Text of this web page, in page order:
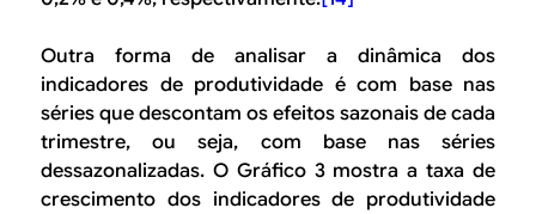
Outra forma de analisar a dinâmica dos
indicadores de produtividade é com base nas
séries que descontam os efeitos sazonais de cada
trimestre, ou seja, com base nas séries
dessazonalizadas. O Gráfico 3 mostra a taxa de
crescimento dos indicadores de produtividade